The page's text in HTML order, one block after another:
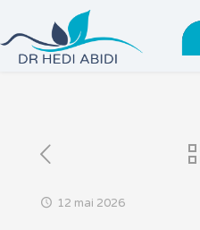
12 mai 2026